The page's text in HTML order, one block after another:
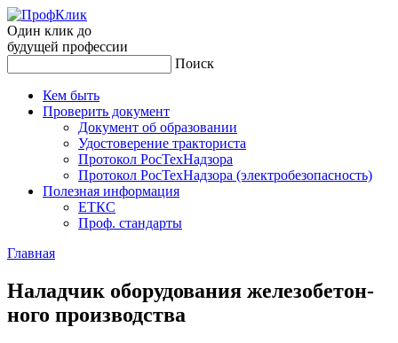
Один клик до
будущей профессии
Поиск
Кем быть
Проверить документ
Документ об образовании
Удостоверение тракториста
Протокол РосТехНадзора
Протокол РосТехНадзора (электробезопасность)
Полезная информация
ЕТКС
Проф. стандарты
Главная
На­лад­чик обо­рудо­вания же­лезо­бетон­
но­го про­из­водс­тва